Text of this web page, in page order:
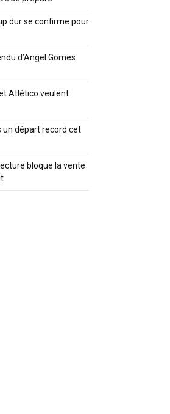
dur se confirme pour
d’Angel Gomes
Atlético veulent
un départ record cet
bloque la vente